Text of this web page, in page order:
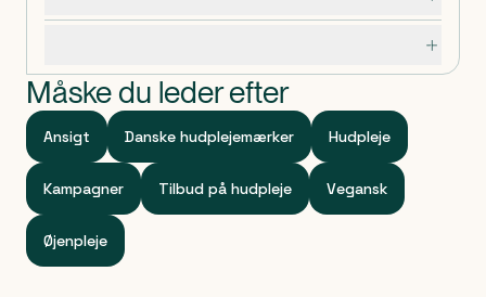
ingredienser, der hjælper med at holde hudens
funktion i top.
Eye Cream er vegansk og uden parfume.
Måske du leder efter
Ansigt Danske hudplejemærker Hudpleje
Kampagner Tilbud på hudpleje Vegansk
Øjenpleje